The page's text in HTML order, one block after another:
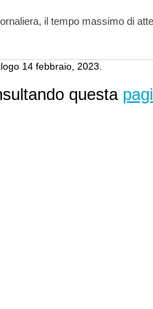
Nota: I pacchi batteria vengono prodotti con
14 febbraio, 2023.
questa